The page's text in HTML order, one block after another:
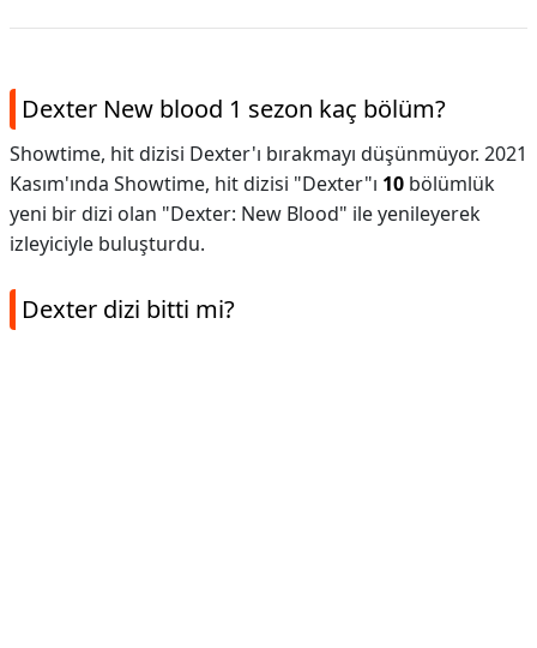
Dexter New blood 1 sezon kaç bölüm?
Showtime, hit dizisi Dexter'ı bırakmayı düşünmüyor. 2021
Kasım'ında Showtime, hit dizisi "Dexter"ı 10 bölümlük
yeni bir dizi olan "Dexter: New Blood" ile yenileyerek
izleyiciyle buluşturdu.
Dexter dizi bitti mi?